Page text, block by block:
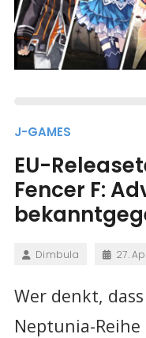
J-GAMES
EU-
Fencer F:
Dimbula 27.
Wer denkt,
Neptunia-